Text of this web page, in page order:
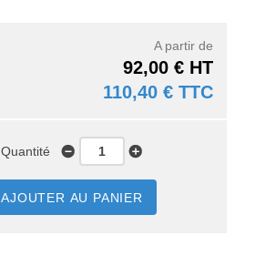
A partir de
92,00 € HT
110,40 € TTC
Quantité
AJOUTER AU PANIER